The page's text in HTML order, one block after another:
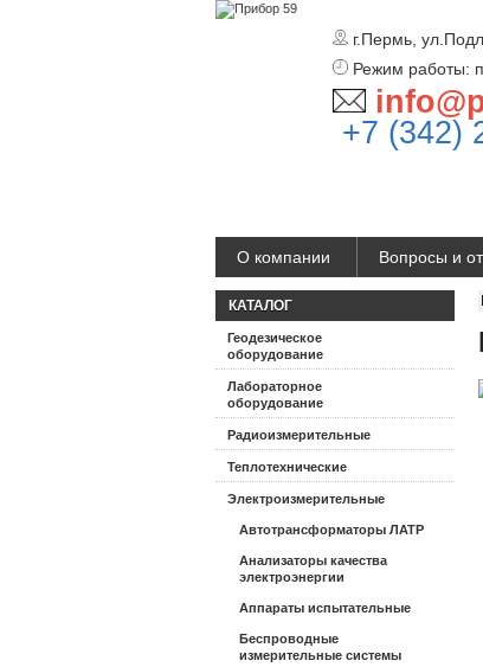
г.Пермь,
Режим работы:
+7 (342)
О компании Вопросы и
КАТАЛОГ
Геодезическое
оборудование
Лабораторное
оборудование
Радиоизмерительные
Теплотехнические
Электроизмерительные
Автотрансформаторы ЛАТР
Анализаторы качества
электроэнергии
Аппараты испытательные
Беспроводные
измерительные системы